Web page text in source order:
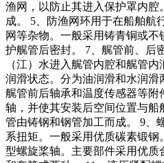
渔网，以防止其进入保护罩内
成。 5、防渔网环用于在船舶航
网等杂物。一般采用铸青铜或
护艉管后密封。 7、艉管前、后
（江）水进入艉管内腔和艉管
润滑状态。分为油润滑和水润滑
艉管前后轴承和温度传感器等
轴，并使其安装后空间位置与
管由铸钢和钢管加工而成。 9、
系扭矩。一般采用优质碳素锻钢
型螺旋桨轴。主要部件采用优